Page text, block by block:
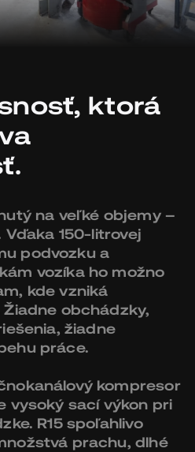
ktorá
na veľké objemy –
150-litrovej
podvozku a
vozíka ho možno
kde vzniká
obchádzky,
žiadne
práce.
kompresor
vysoký sací výkon pri
R15 spoľahlivo
prachu, dlhé